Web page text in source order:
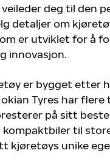
veileder deg til den
detaljer om
er utviklet for å
innovasjon.
er bygget etter
Tyres har
på sitt
til
kjøretøys unike